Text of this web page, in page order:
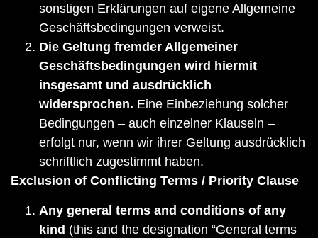
sonstigen Erklärungen auf eigene Allgemeine
Geschäftsbedingungen verweist.
Die Geltung fremder Allgemeiner
Geschäftsbedingungen wird hiermit
insgesamt und ausdrücklich
widersprochen. Eine Einbeziehung solcher
Bedingungen – auch einzelner Klauseln –
erfolgt nur, wenn wir ihrer Geltung ausdrücklich
schriftlich zugestimmt haben.
Exclusion of Conflicting Terms / Priority Clause
Any general terms and conditions of any
kind (this and the designation “General terms